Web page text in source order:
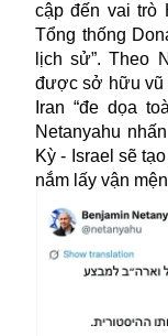
cập đến vai trò
Tổng thống
lịch sử”. Theo
được sở hữu vũ
Iran “đe dọa
Netanyahu
Kỳ - Israel sẽ
nắm lấy vận